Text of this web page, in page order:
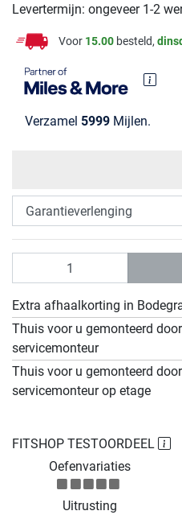
Levertermijn: ongeveer 1-2
Voor 15.00 besteld,
Verzamel 5999 Mijlen.
FITSHOP TESTOORDEEL
Oefenvariaties
Uitrusting
Extra afhaalkorting in
Thuis voor u gemonteerd
servicemonteur
Thuis voor u gemonteerd
servicemonteur op etage